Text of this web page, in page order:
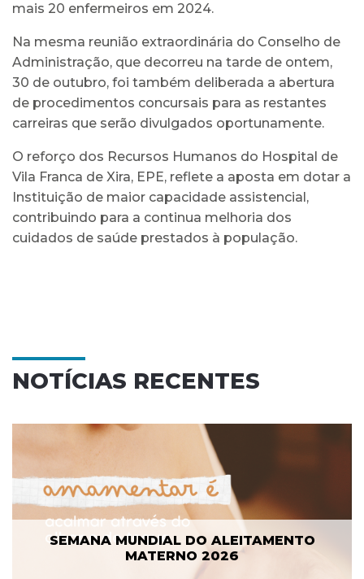
mais 20 enfermeiros em 2024.
Na mesma reunião extraordinária do Conselho de
Administração, que decorreu na tarde de ontem,
30 de outubro, foi também deliberada a abertura
de procedimentos concursais para as restantes
carreiras que serão divulgados oportunamente.
O reforço dos Recursos Humanos do Hospital de
Vila Franca de Xira, EPE, reflete a aposta em dotar a
Instituição de maior capacidade assistencial,
contribuindo para a continua melhoria dos
cuidados de saúde prestados à população.
NOTÍCIAS RECENTES
SEMANA MUNDIAL DO ALEITAMENTO
MATERNO 2026